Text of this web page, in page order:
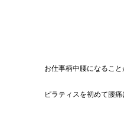
お仕事柄中腰になるこ
ピラティスを初めて腰